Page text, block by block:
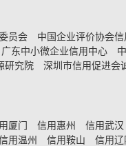
员会
中国企业评价协会
广东中小微企业信用中心
研究院 深圳市信用促进会
厦门 信用惠州
信用武汉
用温州 信用鞍山
信用辽